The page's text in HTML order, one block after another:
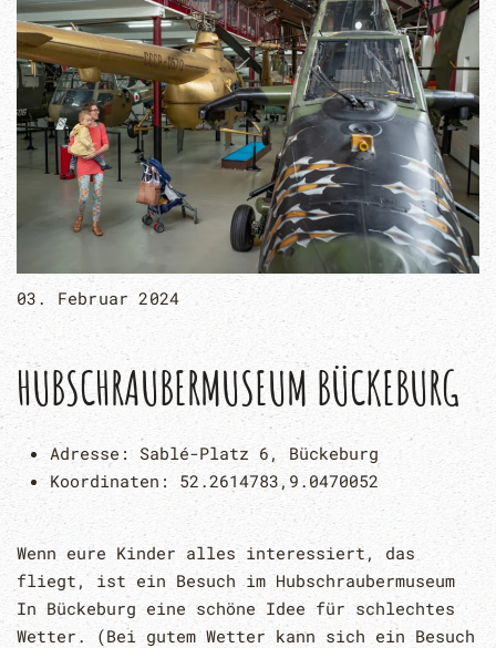
03. Februar 2024
HUBSCHRAUBERMUSEUM BÜCKEBURG
Adresse: Sablé-Platz 6, Bückeburg
Koordinaten: 52.2614783,9.0470052
Wenn eure Kinder alles interessiert, das
fliegt, ist ein Besuch im Hubschraubermuseum
In Bückeburg eine schöne Idee für schlechtes
Wetter. (Bei gutem Wetter kann sich ein Besuch